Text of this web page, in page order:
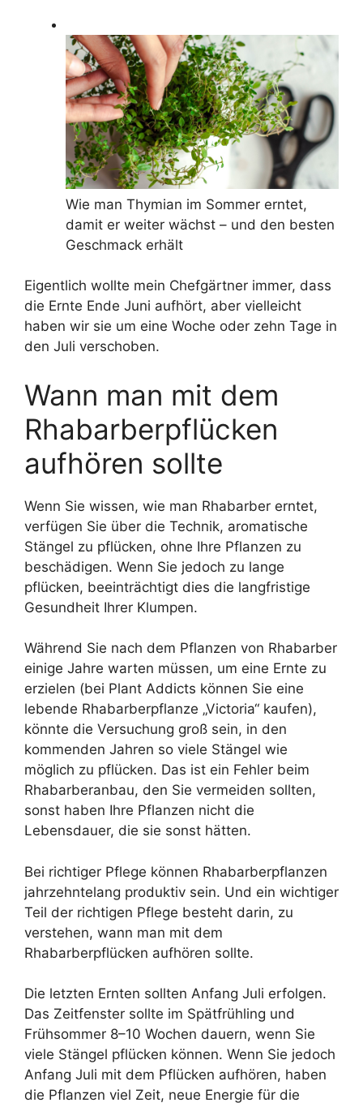
Wie man Thymian im Sommer erntet,
damit er weiter wächst – und den besten
Geschmack erhält
Eigentlich wollte mein Chefgärtner immer, dass
die Ernte Ende Juni aufhört, aber vielleicht
haben wir sie um eine Woche oder zehn Tage in
den Juli verschoben.
Wann man mit dem
Rhabarberpflücken
aufhören sollte
Wenn Sie wissen, wie man Rhabarber erntet,
verfügen Sie über die Technik, aromatische
Stängel zu pflücken, ohne Ihre Pflanzen zu
beschädigen. Wenn Sie jedoch zu lange
pflücken, beeinträchtigt dies die langfristige
Gesundheit Ihrer Klumpen.
Während Sie nach dem Pflanzen von Rhabarber
einige Jahre warten müssen, um eine Ernte zu
erzielen (bei Plant Addicts können Sie eine
lebende Rhabarberpflanze „Victoria“ kaufen),
könnte die Versuchung groß sein, in den
kommenden Jahren so viele Stängel wie
möglich zu pflücken. Das ist ein Fehler beim
Rhabarberanbau, den Sie vermeiden sollten,
sonst haben Ihre Pflanzen nicht die
Lebensdauer, die sie sonst hätten.
Bei richtiger Pflege können Rhabarberpflanzen
jahrzehntelang produktiv sein. Und ein wichtiger
Teil der richtigen Pflege besteht darin, zu
verstehen, wann man mit dem
Rhabarberpflücken aufhören sollte.
Die letzten Ernten sollten Anfang Juli erfolgen.
Das Zeitfenster sollte im Spätfrühling und
Frühsommer 8–10 Wochen dauern, wenn Sie
viele Stängel pflücken können. Wenn Sie jedoch
Anfang Juli mit dem Pflücken aufhören, haben
die Pflanzen viel Zeit, neue Energie für die